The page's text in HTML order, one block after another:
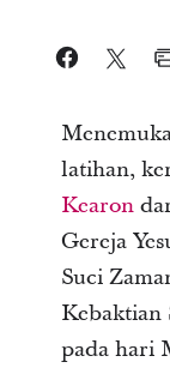
latihan,
Kearon
Gereja
Suci
Kebaktian
pada hari